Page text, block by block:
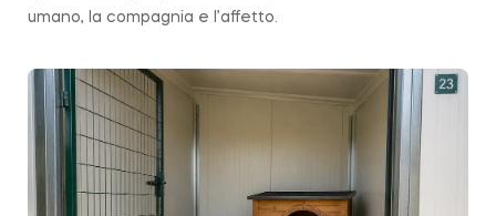
umano, la compagnia e l’affetto.